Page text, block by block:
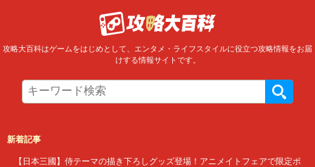
攻略大百科はゲームをはじめとして、エンタメ・ライフスタイルに役立つ攻略情報をお届
けする情報サイトです。
新着記事
【日本三國】侍テーマの描き下ろしグッズ登場！アニメイトフェアで限定ポ